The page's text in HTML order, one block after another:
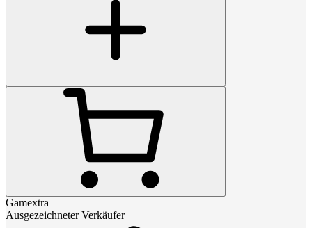
Gamextra
Ausgezeichneter Verkäufer